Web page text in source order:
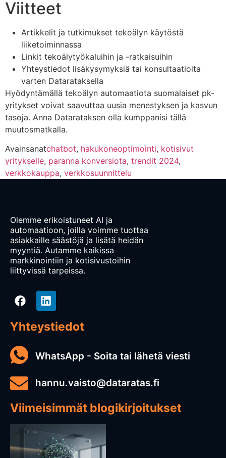
Viitteet
Artikkelit ja tutkimukset tekoälyn käytöstä
liiketoiminnassa
Linkit tekoälytyökaluihin ja -ratkaisuihin
Yhteystiedot lisäkysymyksiä tai konsultaatioita
varten Datarataksella
Hyödyntämällä tekoälyn automaatiota suomalaiset pk-
yritykset voivat saavuttaa uusia menestyksen ja kasvun
tasoja. Anna Datarataksen olla kumppanisi tällä
muutosmatkalla.
Avainsanatchatbot, hakukoneoptimointi, kotisivut
yritykselle, paranna konversiota, trendit 2024,
verkkokauppa, verkkosuunnittelu
Olemme erikoistuneet AI ja
automaatioon, joilla voimme tuottaa
asiakkaille säästöjä ja lisätä heidän
myyntiä. Autamme kaikissa
markkinointiin ja kotisivustoihin
liittyvissä tarpeissa.
Yhteystiedot
WhatsApp - Soita tai lähetä viesti
hannu.vaisto@dataratas.fi
Viimeisimmät blogikirjoitukset